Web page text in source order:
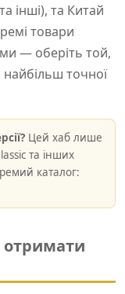
інші), та Китай
товари
— оберіть той,
точної
Цей хаб лише
та інших
каталог:
отримати